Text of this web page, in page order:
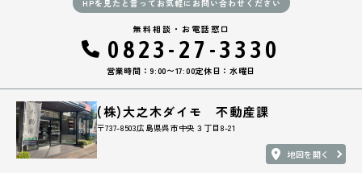
HPを見たと言ってお気軽にお問い合わせください
無料相談・お電話窓口
0823-27-3330
営業時間：9:00〜17:00定休日：水曜日
(株)大之木ダイモ 不動産課
〒737-8503広島県呉市中央３丁目8-21
地図を開く